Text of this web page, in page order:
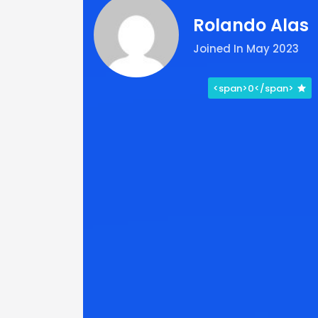
Rolando Alas
Joined In May 2023
<span>0</span>